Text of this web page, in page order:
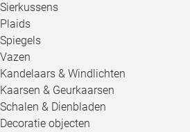
Sierkussens
Plaids
Spiegels
Vazen
Kandelaars & Windlichten
Kaarsen & Geurkaarsen
Schalen & Dienbladen
Decoratie objecten